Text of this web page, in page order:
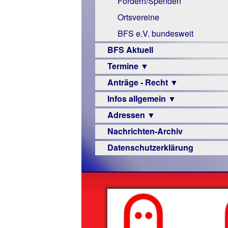
Links
Ortsvereine
BFS e.V. bundesweit
BFS Aktuell
Termine ▼
Veranstaltungsprogramme
Anträge - Recht ▼
Archiv
Urteile
Infos allgemein ▼
Sehbehinderung
Frühförderung
Schule
–
Beruf
Senioren
Hilfsmittel
Adressen ▼
Augenoptiker
Berufsbildungswerke
Hörbüchereien
Reha-
Nachrichten-Archiv
Datenschutzerklärung